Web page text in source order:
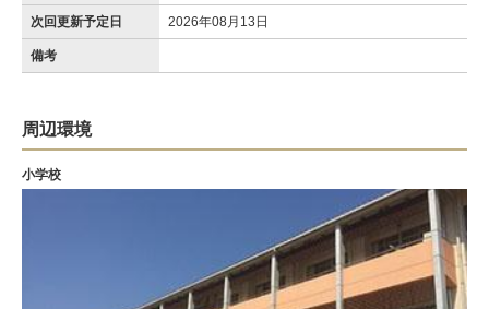
次回更新予定日 2026年08月13日
備考
周辺環境
小学校